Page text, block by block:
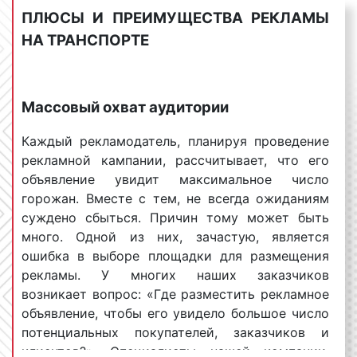
Следовательно, чем больше машин
планирует арендовать заказчик, тем больше
прогрессивные скидки, т.е. чем больше пакет
предоставить. Для уточнения деталей по
данному вопросу необходимо обращаться к
менеджерам Фасад Медиа Групп. Будем рады
помочь;
сезонность
размещения
рекламы на
транспорте
. В январе, июне, июле, августе
реклама на транспорте, как правило, стоит
дешевле. Это объясняется тем, что многие
горожане разъезжаются и численность
целевой аудитории снижается. Напротив, в
феврале, марте, апреле, мае, ноября, декабре
ПЛЮСЫ И ПРЕИМУЩЕСТВА РЕКЛАМЫ
НА ТРАНСПОРТЕ
Массовый охват аудитории
Каждый рекламодатель, планируя проведение
рекламной кампании, рассчитывает, что его
объявление увидит максимальное число
горожан. Вместе с тем, не всегда ожиданиям
суждено сбыться. Причин тому может быть
много. Одной из них, зачастую, является
ошибка в выборе площадки для размещения
рекламы. У многих наших заказчиков
возникает вопрос: «Где разместить рекламное
объявление, чтобы его увидело большое число
потенциальных покупателей, заказчиков и
клиентов?». Специалисты нашей компании,